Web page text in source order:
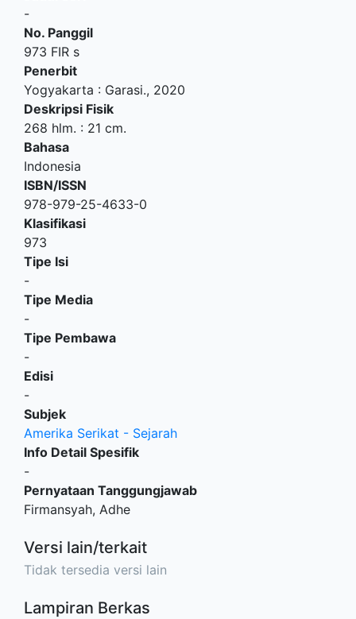
-
No. Panggil
973 FIR s
Penerbit
Yogyakarta : Garasi., 2020
Deskripsi Fisik
268 hlm. : 21 cm.
Bahasa
Indonesia
ISBN/ISSN
978-979-25-4633-0
Klasifikasi
973
Tipe Isi
-
Tipe Media
-
Tipe Pembawa
-
Edisi
-
Subjek
Amerika Serikat - Sejarah
Info Detail Spesifik
-
Pernyataan Tanggungjawab
Firmansyah, Adhe
Versi lain/terkait
Tidak tersedia versi lain
Lampiran Berkas